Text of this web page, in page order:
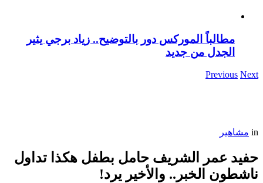
مطالباً الموركس دور بالتوضيح.. زياد برجي يثير
الجدل من جديد
Previous Next
in مشاهير
حفيد عمر الشريف حامل بطفل هكذا تداول
ناشطون الخبر.. والأخير يرد!